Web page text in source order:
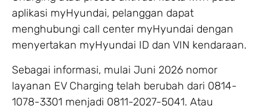
aplikasi myHyundai, pelanggan dapat
menghubungi call center myHyundai dengan
menyertakan myHyundai ID dan VIN kendaraan.
Sebagai informasi, mulai Juni 2026 nomor
layanan EV Charging telah berubah dari 0814-
1078-3301 menjadi 0811-2027-5041. Atau